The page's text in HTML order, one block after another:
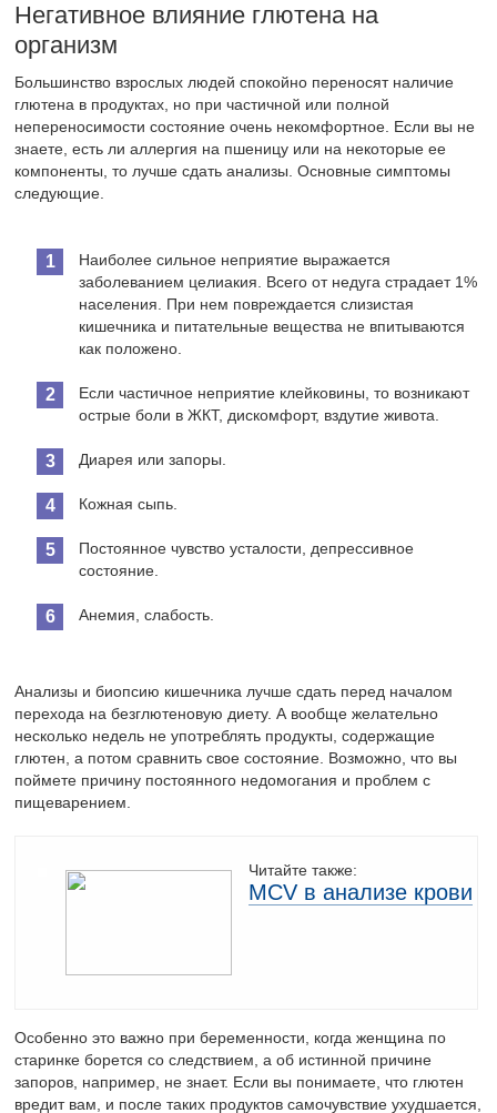
Негативное влияние глютена на
организм
Большинство взрослых людей спокойно переносят наличие
глютена в продуктах, но при частичной или полной
непереносимости состояние очень некомфортное. Если вы не
знаете, есть ли аллергия на пшеницу или на некоторые ее
компоненты, то лучше сдать анализы. Основные симптомы
следующие.
Наиболее сильное неприятие выражается
заболеванием целиакия. Всего от недуга страдает 1%
населения. При нем повреждается слизистая
кишечника и питательные вещества не впитываются
как положено.
Если частичное неприятие клейковины, то возникают
острые боли в ЖКТ, дискомфорт, вздутие живота.
Диарея или запоры.
Кожная сыпь.
Постоянное чувство усталости, депрессивное
состояние.
Анемия, слабость.
Анализы и биопсию кишечника лучше сдать перед началом
перехода на безглютеновую диету. А вообще желательно
несколько недель не употреблять продукты, содержащие
глютен, а потом сравнить свое состояние. Возможно, что вы
поймете причину постоянного недомогания и проблем с
пищеварением.
Читайте также:
MCV в анализе крови
Особенно это важно при беременности, когда женщина по
старинке борется со следствием, а об истинной причине
запоров, например, не знает. Если вы понимаете, что глютен
вредит вам, и после таких продуктов самочувствие ухудшается,